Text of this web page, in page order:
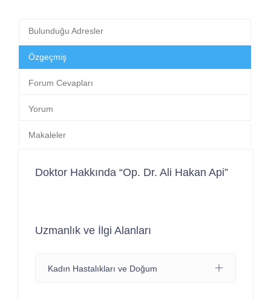
Bulunduğu Adresler
Özgeçmiş
Forum Cevapları
Yorum
Makaleler
Doktor Hakkında “Op. Dr. Ali Hakan Api”
Uzmanlık ve İlgi Alanları
Kadın Hastalıkları ve Doğum